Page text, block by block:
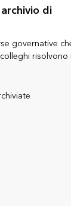
di
governative
risolvono